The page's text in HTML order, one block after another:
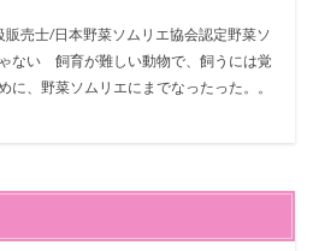
売士/日本野菜ソムリエ協会認定野菜ソ
ない 飼育が難しい動物で、飼うには覚
に、野菜ソムリエにまでなったった。。